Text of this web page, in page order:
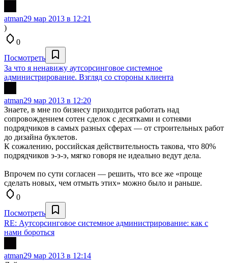
atman29 мар 2013 в 12:21
)
0
Посмотреть
За что я ненавижу аутсорсинговое системное
администрирование. Взгляд со стороны клиента
atman29 мар 2013 в 12:20
Знаете, в мне по бизнесу приходится работать над
сопровождением сотен сделок с десятками и сотнями
подрядчиков в самых разных сферах — от строительных работ
до дизайна буклетов.
К сожалению, российская действительность такова, что 80%
подрядчиков э-э-э, мягко говоря не идеально ведут дела.
Впрочем по сути согласен — решить, что все же «проще
сделать новых, чем отмыть этих» можно было и раньше.
0
Посмотреть
RE: Аутсорсинговое системное администрирование: как с
нами бороться
atman29 мар 2013 в 12:14